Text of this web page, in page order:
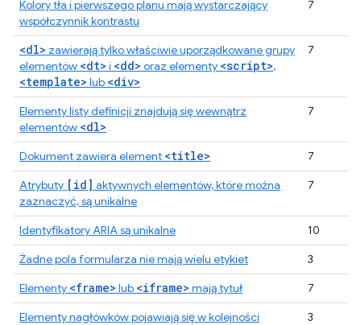
Kolory tła i pierwszego planu mają wystarczający
współczynnik kontrastu
7
<dl> zawierają tylko właściwie uporządkowane grupy
elementów <dt> i <dd> oraz elementy <script>,
<template> lub <div>
7
Elementy listy definicji znajdują się wewnątrz
elementów <dl>
7
Dokument zawiera element <title>
7
Atrybuty [id] aktywnych elementów, które można
zaznaczyć, są unikalne
7
Identyfikatory ARIA są unikalne
10
Żadne pola formularza nie mają wielu etykiet
3
Elementy <frame> lub <iframe> mają tytuł
7
Elementy nagłówków pojawiają się w kolejności
3